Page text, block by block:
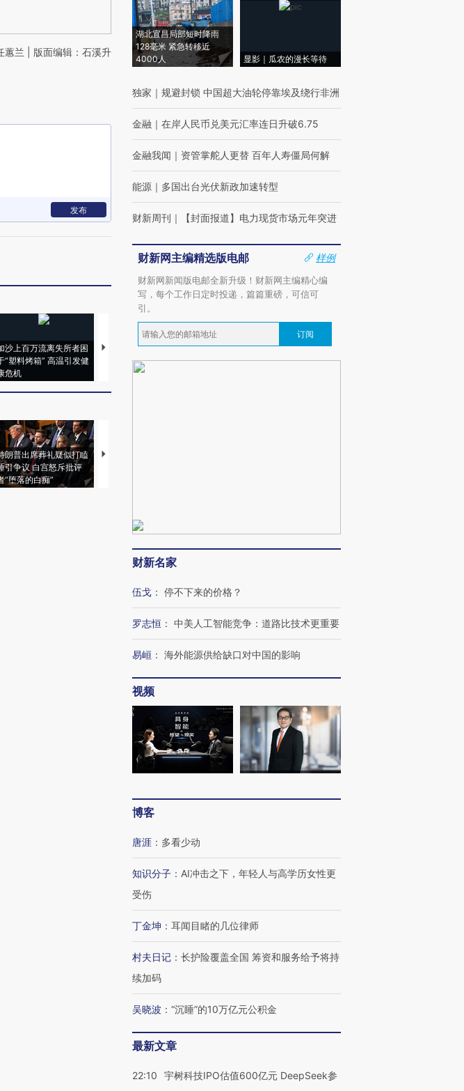
蕙兰 | 版面编辑：石溪升
发布
沙上百万流离失所者困
“塑料烤箱” 高温引发健
危机
视线｜HYROX的吸金
术：是什么让中产们甘
心“花钱找虐”？
马航飞行员跨国走私7万
粒摇头丸 尿检体内含3种
视线｜被称为“蟑螂”的印
度Z世代 用街头抗争将教
朗普出席葬礼疑似打瞌
引争议 白宫怒斥批评
“堕落的白痴”
视线｜全球最热百城独占
湖北宜昌局部短时降雨
128毫米 紧急转移近
4000人
显影｜瓜农的漫长等待
独家 ｜ 规避封锁 中国超大油轮停靠埃及绕行非洲
金融 ｜ 在岸人民币兑美元汇率连日升破6.75
金融我闻 ｜ 资管掌舵人更替 百年人寿僵局何解
能源 ｜ 多国出台光伏新政加速转型
财新周刊 ｜ 【封面报道】电力现货市场元年突进
财新网主编精选版电邮
样例
财新网新闻版电邮全新升级！财新网主编精心编
写，每个工作日定时投递，篇篇重磅，可信可
引。
订阅
财新名家
伍戈 ： 停不下来的价格？
罗志恒 ： 中美人工智能竞争：道路比技术更重要
易峘 ： 海外能源供给缺口对中国的影响
视频
博客
唐涯 ： 多看少动
知识分子 ： AI冲击之下，年轻人与高学历女性更
受伤
丁金坤 ： 耳闻目睹的几位律师
村夫日记 ： 长护险覆盖全国 筹资和服务给予将持
续加码
吴晓波 ： “沉睡”的10万亿元公积金
最新文章
22:10
宇树科技IPO估值600亿元 DeepSeek参